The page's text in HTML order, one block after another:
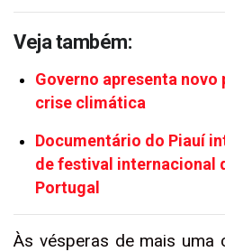
Veja também:
Governo apresenta
crise climática
Documentário do Piauí
de festival internacional
Portugal
Às vésperas de mais uma